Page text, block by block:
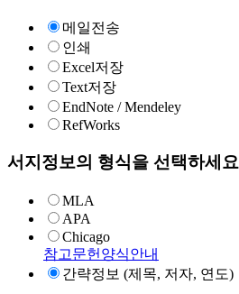
메일전송
인쇄
Excel저장
Text저장
EndNote / Mendeley
RefWorks
서지정보의 형식을 선택하세요
MLA
APA
Chicago
참고문헌양식안내
간략정보 (제목, 저자, 연도)